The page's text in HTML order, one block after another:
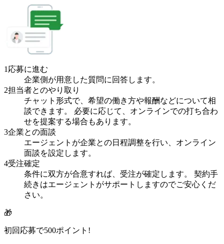
1 応募に進む
企業側が用意した質問に回答します。
2担当者とのやり取り
チャット形式で、希望の働き方や報酬などについて相
談できます。 必要に応じて、オンラインでの打ち合わ
せを提案する場合もあります。
3企業との面談
エージェントが企業との日程調整を行い、オンライン
面談を設定します。
4受注確定
条件に双方が合意すれば、受注が確定します。 契約手
続きはエージェントがサポートしますのでご安心くだ
さい。
🎁
初回応募で500ポイント!